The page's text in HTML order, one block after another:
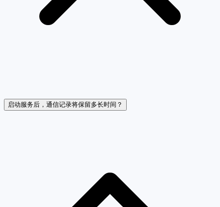
启动服务后，通信记录将保留多长时间？